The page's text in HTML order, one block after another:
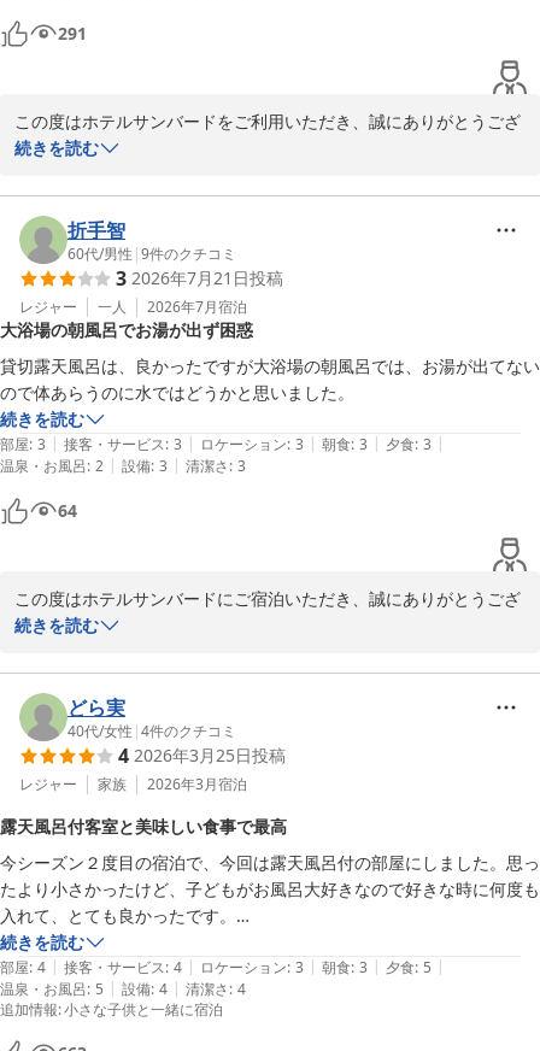
291
この度はホテルサンバードをご利用いただき、誠にありがとうござ
いました。
貸切風呂につきまして、複数のお風呂をお楽しみいただけたとのこ
と、大変うれしく拝読いたしました。また、朝食の品数や味につい
てもご満足いただき、ありがとうございます。
一方で、ご夕食につきましては、ご期待に添うことができず、申し
訳ございませんでした。特に、メインのすき焼き以外のお料理につ
いて残念なお気持ちにさせてしまったことを、真摯に受け止めてお
ります。
「食事の美味しい宿」としてお選びいただいたにもかかわらず、ご
満足いただける内容をご提供できなかったことを重く受け止め、サ
ブメニューの内容や味付け、組み合わせについて、調理担当とも共
有し、今後の改善に努めてまいります。
貴重なご意見をお寄せいただき、誠にありがとうございました。次
回お越しいただく機会がございましたら、お食事を含め、よりご満
足いただけるご滞在をご提供できるよう、スタッフ一同努めてまい
１１種類の貸切露天風呂 水上高原／奥利根温泉 ホテルサンバー
ド
2026-07-12
続きを読む
折手智
60代/男性 |9件のクチコミ
3 2026年7月21日投稿
レジャー 一人 2026年7月宿泊
大浴場の朝風呂でお湯が出ず困惑
貸切露天風呂は、良かったですが大浴場の朝風呂では、お湯が出てない
ので体あらうのに水ではどうかと思いました。
続きを読む
部屋: 3 | 接客・サービス: 3 | ロケーション: 3 | 朝食: 3 | 夕食: 3 |
温泉・お風呂: 2 | 設備: 3 | 清潔さ: 3
64
この度はホテルサンバードにご宿泊いただき、誠にありがとうござ
いました。
貸切露天風呂につきまして、ご満足いただけたとのお言葉を頂戴
し、大変うれしく存じます。
一方、大浴場の朝風呂では洗い場のお湯が出ず、ご不便とご困惑を
おかけしましたこと、心よりお詫び申し上げます。水で身体を洗わ
あり、誠に申し訳ございませんでした。
今後このようなことがないよう、設備の点検および確認を徹底し、
不具合が発生した際には速やかに対応できる体制を整えてまいりま
す。
せっかく貸切露天風呂をお楽しみいただけたにもかかわらず、大浴
場で残念なお気持ちにさせてしまいましたことを、重ねてお詫び申
続きを読む
どら実
40代/女性 |4件のクチコミ
4 2026年3月25日投稿
レジャー 家族 2026年3月宿泊
露天風呂付客室と美味しい食事で最高
今シーズン２度目の宿泊で、今回は露天風呂付の部屋にしました。思っ
たより小さかったけど、子どもがお風呂大好きなので好きな時に何度も
入れて、とても良かったです。
食事もメインのお肉がとても柔らかいし、地酒も飲めて最高でした。
主人は朝早くからスノボ、私と子どもはゆっくり温泉を堪能してからチ
ェックアウトして雪遊びを楽しみました。
また来シーズンも来ようと思います。
続きを読む
部屋: 4 | 接客・サービス: 4 | ロケーション: 3 | 朝食: 3 | 夕食: 5 |
温泉・お風呂: 5 | 設備: 4 | 清潔さ: 4
追加情報:小さな子供と一緒に宿泊